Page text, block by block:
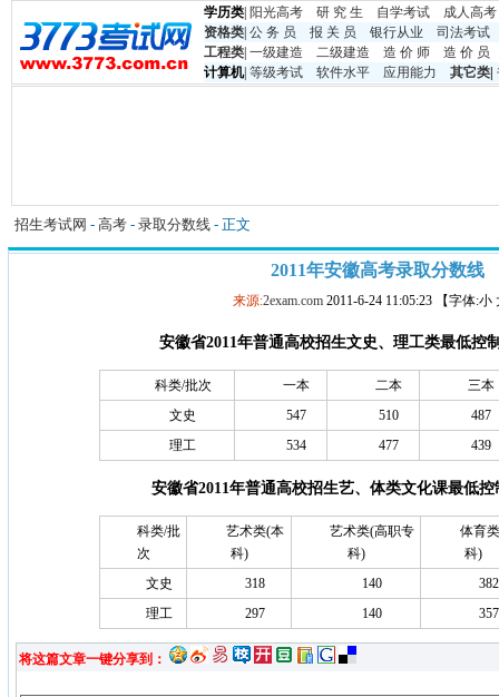
学历类 阳光高考 研 究 生 自学考试
成人高考
资格类 公 务 员 报 关 员 银行从业
司法考试
工程类 一级建造 二级建造 造 价 师
造 价 员
计算机| 等级考试 软件水平 应用能力 其它类
招生考试网 - 高考 - 录取分数线 - 正文
2011年安徽高考录取分数线
来源:2exam.com 2011-6-24 11:05:23 【字体:小
安徽省2011年普通高校招生文史、理工类最低控
科类/批次 一本 二本
三本
文史
547 510
487
理工
534 477 439
安徽省2011年普通高校招生艺、体类文化课最低
科类/批
次
艺术类(本
科)
艺术类(高职专
科)
体育
科)
文史
318 140
382
理工
297 140 357
将这篇文章一键分享到：